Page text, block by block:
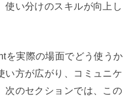
い分けのスキルが向上し
を実際の場面でどう使うか
い方が広がり、コミュニケ
次のセクションでは、この